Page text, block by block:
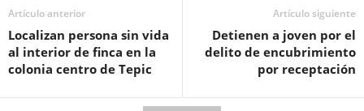
Artículo anterior
Localizan persona sin vida
al interior de finca en la
colonia centro de Tepic
Artículo siguiente
Detienen a joven por el
delito de encubrimiento
por receptación